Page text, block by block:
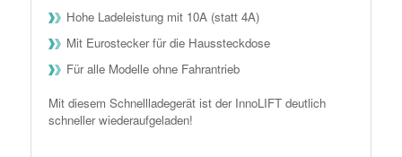
Hohe Ladeleistung mit 10A (statt 4A)
Mit Eurostecker für die Haussteckdose
Für alle Modelle ohne Fahrantrieb
Mit diesem Schnellladegerät ist der InnoLIFT deutlich
schneller wiederaufgeladen!